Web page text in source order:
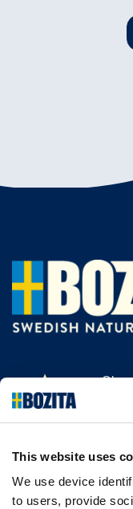
This website uses
We use device
to users, provide